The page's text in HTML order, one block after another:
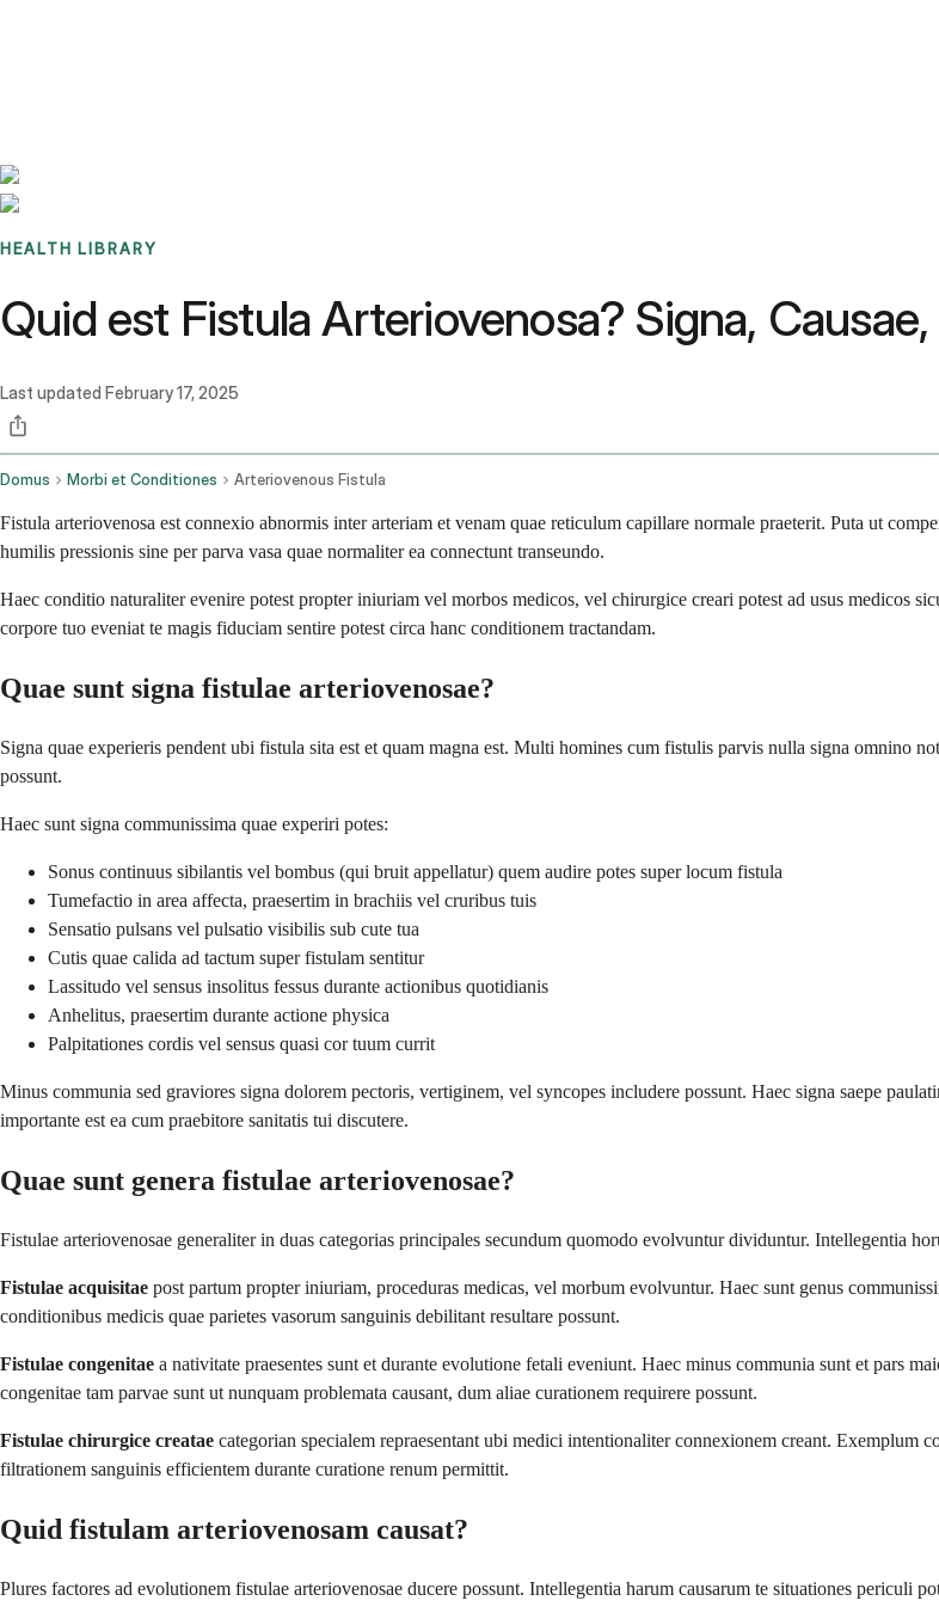
HEALTH LIBRARY
Quid est Fistula Arteriovenosa? Signa,
Last updated February 17, 2025
Domus Morbi et Conditiones Arteriovenous Fistula
Fistula arteriovenosa est connexio abnormis inter arteriam et venam quae reticulum capillare normale praeterit. Puta ut
humilis pressionis sine per parva vasa quae normaliter ea connectunt transeundo.
Haec conditio naturaliter evenire potest propter iniuriam vel morbos medicos, vel chirurgice creari potest ad usus medicos
corpore tuo eveniat te magis fiduciam sentire potest circa hanc conditionem tractandam.
Quae sunt signa fistulae arteriovenosae?
Signa quae experieris pendent ubi fistula sita est et quam magna est. Multi homines cum fistulis parvis nulla signa omnino
possunt.
Haec sunt signa communissima quae experiri potes:
Sonus continuus sibilantis vel bombus (qui bruit appellatur) quem audire potes super locum fistula
Tumefactio in area affecta, praesertim in brachiis vel cruribus tuis
Sensatio pulsans vel pulsatio visibilis sub cute tua
Cutis quae calida ad tactum super fistulam sentitur
Lassitudo vel sensus insolitus fessus durante actionibus quotidianis
Anhelitus, praesertim durante actione physica
Palpitationes cordis vel sensus quasi cor tuum currit
Minus communia sed graviores signa dolorem pectoris, vertiginem, vel syncopes includere possunt. Haec signa saepe
importante est ea cum praebitore sanitatis tui discutere.
Quae sunt genera fistulae arteriovenosae?
Fistulae arteriovenosae generaliter in duas categorias principales secundum quomodo evolvuntur dividuntur. Intellegentia
Fistulae acquisitae post partum propter iniuriam, proceduras medicas, vel morbum evolvuntur. Haec sunt genus
conditionibus medicis quae parietes vasorum sanguinis debilitant resultare possunt.
Fistulae congenitae a nativitate praesentes sunt et durante evolutione fetali eveniunt. Haec minus communia sunt et pars
congenitae tam parvae sunt ut nunquam problemata causant, dum aliae curationem requirere possunt.
Fistulae chirurgice creatae categorian specialem repraesentant ubi medici intentionaliter connexionem creant. Exemplum
filtrationem sanguinis efficientem durante curatione renum permittit.
Quid fistulam arteriovenosam causat?
Plures factores ad evolutionem fistulae arteriovenosae ducere possunt. Intellegentia harum causarum te situationes periculi